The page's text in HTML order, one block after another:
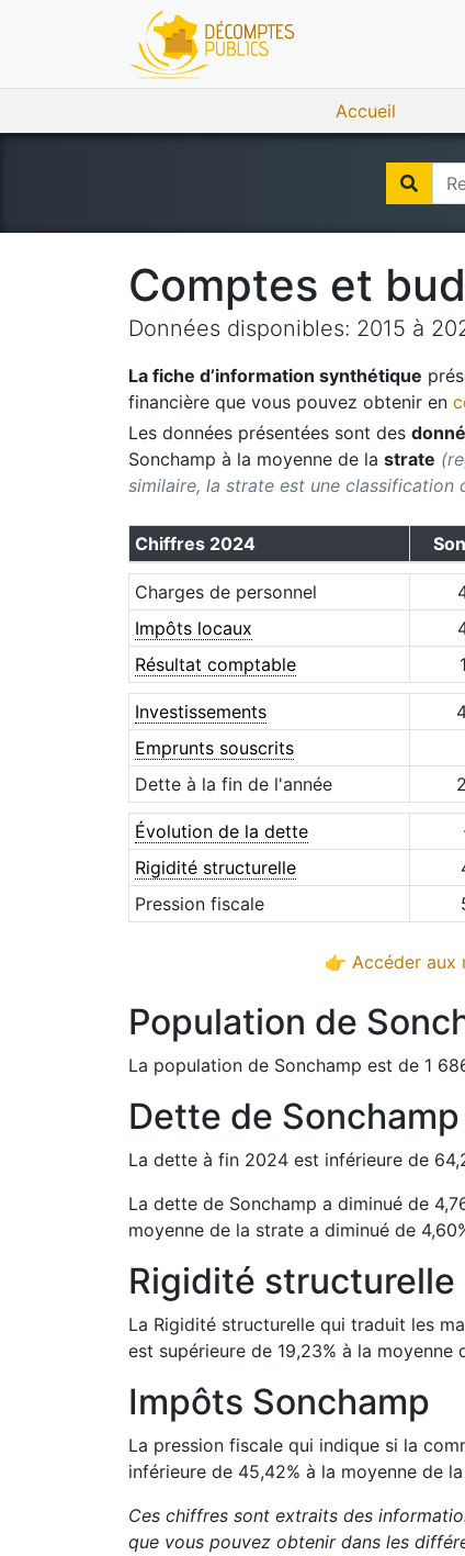
Accueil
Comptes et
Données disponibles: 2015 à
La fiche d’information synthétique
financière que vous pouvez obtenir en
Les données présentées sont des
Sonchamp à la moyenne de la strate
similaire, la strate est une classification
Chiffres 2024
Charges de personnel
Impôts locaux
Résultat comptable
Investissements
Emprunts souscrits
Dette à la fin de l'année
Évolution de la dette
Rigidité structurelle
Pression fiscale
👉 Accéder aux
Population de
La population de Sonchamp est de 1
Dette de Sonchamp
La dette à fin 2024 est inférieure de
La dette de Sonchamp a diminué de
moyenne de la strate a diminué de 4,60
Rigidité structurelle
La Rigidité structurelle qui traduit les
est supérieure de 19,23% à la moyenne
Impôts Sonchamp
La pression fiscale qui indique si la
inférieure de 45,42% à la moyenne de
Ces chiffres sont extraits des
que vous pouvez obtenir dans les